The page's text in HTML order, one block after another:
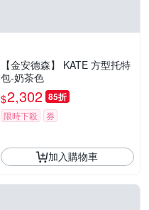
【金安德森】 KATE 方型托特
包-奶茶色
$2,302 85折
限時下殺 券
加入購物車